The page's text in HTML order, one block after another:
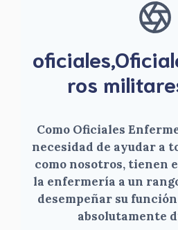
ros
Como Oficiales
necesidad de ayudar a
como nosotros, tienen
la enfermería a un
desempeñar su
absolutamente